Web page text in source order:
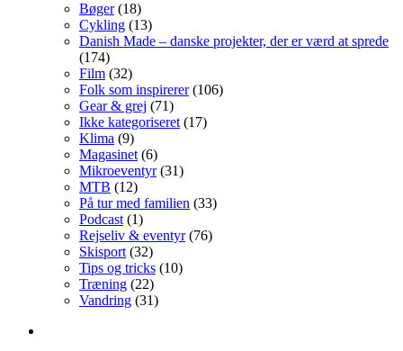
Bøger(18)
Cykling (13)
Danish Made – danske projekter, der er værd at sprede
(174)
Film (32)
Folk som inspirerer(106)
Gear & grej (71)
Ikke kategoriseret (17)
Klima (9)
Magasinet (6)
Mikroeventyr(31)
MTB (12)
På tur med familien (33)
Podcast (1)
Rejseliv & eventyr(76)
Skisport (32)
Tips og tricks (10)
Træning (22)
Vandring (31)